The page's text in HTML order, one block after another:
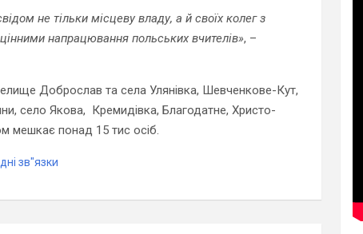
не тільки місцеву владу, а й своїх колег з
напрацювання польських вчителів», –
Доброслав та села Улянівка, Шевченкове-Кут,
село Якова, Кремидівка, Благодатне, Христо-
мешкає понад 15 тис осіб.
зв"язки